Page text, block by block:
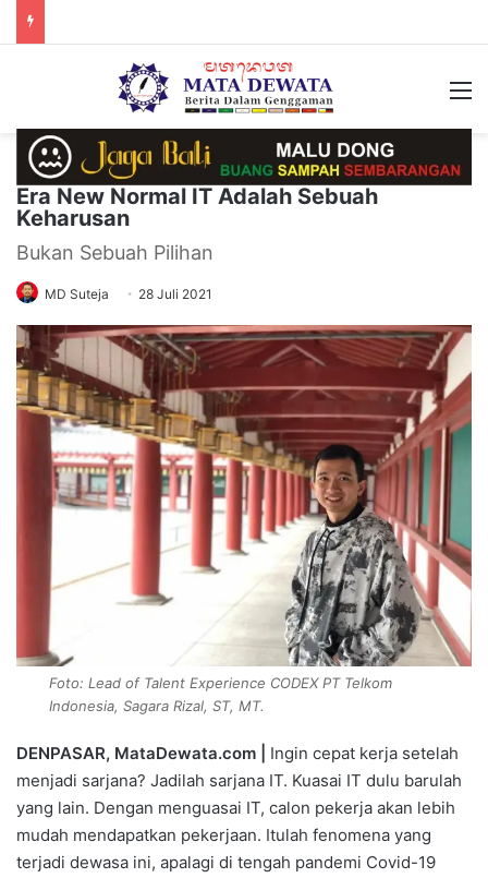
Era New Normal IT Adalah Sebuah
Keharusan
Bukan Sebuah Pilihan
MD Suteja 28 Juli 2021
Foto: Lead of Talent Experience CODEX PT Telkom
Indonesia, Sagara Rizal, ST, MT.
DENPASAR, MataDewata.com |
Ingin cepat kerja setelah
menjadi sarjana? Jadilah sarjana IT. Kuasai IT dulu barulah
yang lain. Dengan menguasai IT, calon pekerja akan lebih
mudah mendapatkan pekerjaan. Itulah fenomena yang
terjadi dewasa ini, apalagi di tengah pandemi Covid-19